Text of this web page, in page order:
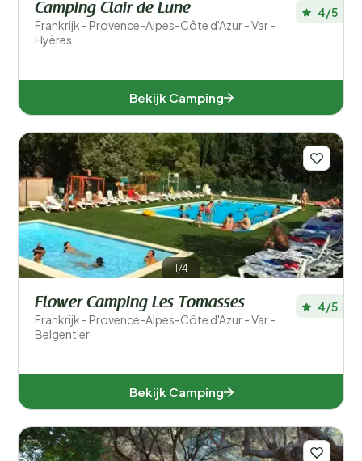
Algemeen
Camping Clair de Lune
Frankrijk - Provence-Alpes-Côte d'Azur - Var -
Hyères
4/5
Bekijk Camping
1/4
Flower Camping Les Tomasses
Frankrijk - Provence-Alpes-Côte d'Azur - Var -
Belgentier
4/5
Bekijk Camping